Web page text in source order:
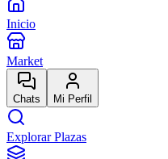
Inicio
Market
Chats Mi Perfil
Explorar Plazas